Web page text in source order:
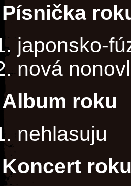
Písnička
japonsko-
nová
Album roku
nehlasuju
Koncert roku